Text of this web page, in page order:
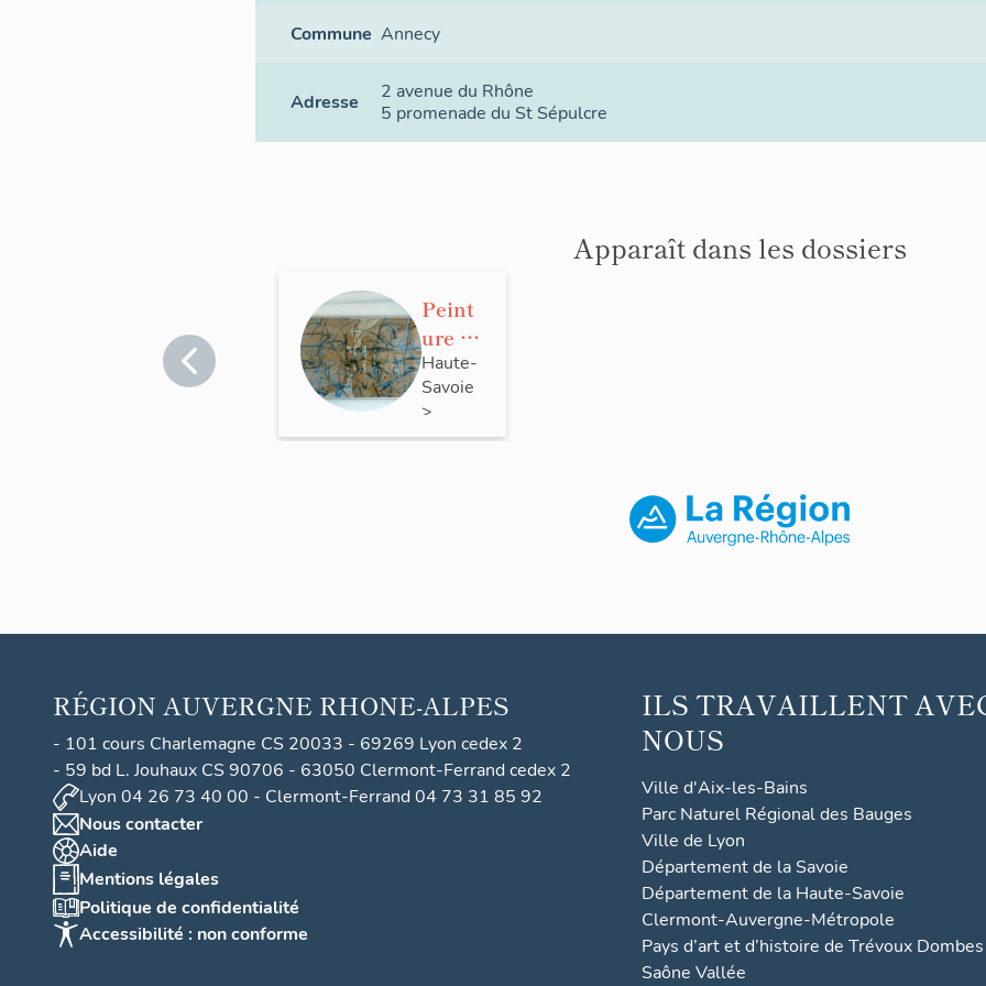
Commune Annecy
Adresse
2 avenue du Rhône
5 promenade du St Sépulcre
Apparaît dans les dossiers
Peint
ure :
N/13/
87/A
Haute-
Savoie
>
Annecy
RÉGION AUVERGNE RHONE-ALPES
- 101 cours Charlemagne CS 20033 - 69269 Lyon cedex 2
- 59 bd L. Jouhaux CS 90706 - 63050 Clermont-Ferrand cedex 2
Lyon 04 26 73 40 00 - Clermont-Ferrand 04 73 31 85 92
Nous contacter
Aide
Mentions légales
Politique de confidentialité
Accessibilité : non conforme
ILS TRAVAILLENT
NOUS
Ville d'Aix-les-Bains
Parc Naturel Régional des Bauges
Ville de Lyon
Département de la Savoie
Département de la Haute-Savoie
Clermont-Auvergne-Métropole
Pays d’art et d’histoire de Trévoux Dombes
Saône Vallée